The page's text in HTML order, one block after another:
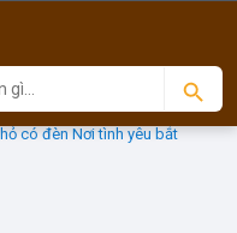
có đèn Nơi tình yêu bắt